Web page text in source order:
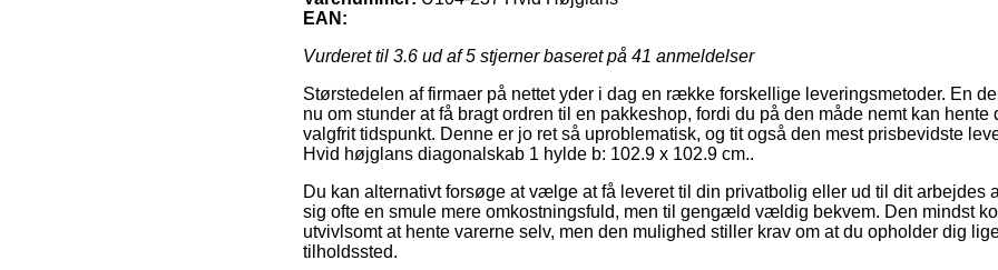
EAN:
Vurderet til 3.6 ud af 5 stjerner baseret på 41 anmeldelser
Størstedelen af firmaer på nettet yder i dag en række forskellige leveringsmetoder. En
nu om stunder at få bragt ordren til en pakkeshop, fordi du på den måde nemt kan hente
valgfrit tidspunkt. Denne er jo ret så uproblematisk, og tit også den mest prisbevidste
Hvid højglans diagonalskab 1 hylde b: 102.9 x 102.9 cm..
Du kan alternativt forsøge at vælge at få leveret til din privatbolig eller ud til dit arbejdes
sig ofte en smule mere omkostningsfuld, men til gengæld vældig bekvem. Den mindst
utvivlsomt at hente varerne selv, men den mulighed stiller krav om at du opholder dig
tilholdssted.